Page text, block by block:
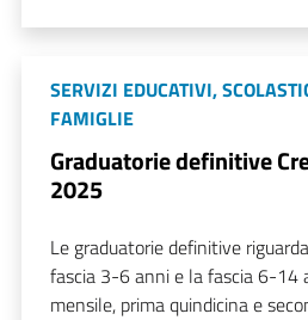
SERVIZI EDUCATIVI,
FAMIGLIE
Graduatorie definitive
2025
Le graduatorie definitive
fascia 3-6 anni e la fascia 6-14
mensile, prima quindicina e